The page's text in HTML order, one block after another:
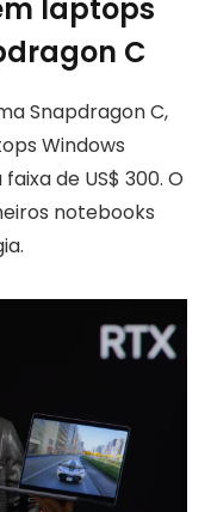
laptops
C
Snapdragon C,
Windows
de US$ 300. O
notebooks